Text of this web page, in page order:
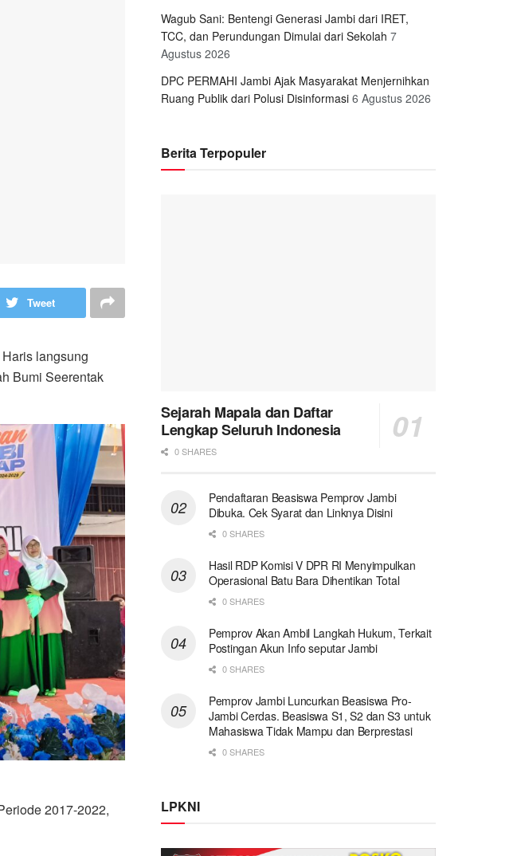
Tweet
langsung
Bumi Seerentak
2017-2022,
Wagub Sani: Bentengi Generasi Jambi dari IRET,
TCC, dan Perundungan Dimulai dari Sekolah 7
Agustus 2026
DPC PERMAHI Jambi Ajak Masyarakat Menjernihkan
Ruang Publik dari Polusi Disinformasi 6 Agustus 2026
Berita Terpopuler
Sejarah Mapala dan Daftar
Lengkap Seluruh Indonesia
0 SHARES
Pendaftaran Beasiswa Pemprov Jambi
Dibuka. Cek Syarat dan Linknya Disini
0 SHARES
Hasil RDP Komisi V DPR RI Menyimpulkan
Operasional Batu Bara Dihentikan Total
0 SHARES
Pemprov Akan Ambil Langkah Hukum, Terkait
Postingan Akun Info seputar Jambi
0 SHARES
Pemprov Jambi Luncurkan Beasiswa Pro-
Jambi Cerdas. Beasiswa S1, S2 dan S3 untuk
Mahasiswa Tidak Mampu dan Berprestasi
0 SHARES
LPKNI